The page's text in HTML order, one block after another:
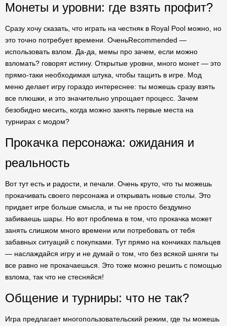
Монеты и уровни: где взять профит?
Сразу хочу сказать, что играть на честняк в Royal Pool можно, но
это точно потребует времени. ОченьRecommended —
использовать взлом. Да-да, мемы про зачем, если можно
взломать? говорят истину. Открытые уровни, много монет — это
прямо-таки необходимая штука, чтобы тащить в игре. Мод
меню делает игру гораздо интереснее: ты можешь сразу взять
все плюшки, и это значительно упрощает процесс. Зачем
безобидно месить, когда можно занять первые места на
турнирах с модом?
Прокачка персонажа: ожидания и
реальность
Вот тут есть и радости, и печали. Очень круто, что ты можешь
прокачивать своего персонажа и открывать новые столы. Это
придает игре больше смысла, и ты не просто бездумно
забиваешь шары. Но вот проблема в том, что прокачка может
занять слишком много времени или потребовать от тебя
забавных ситуаций с покупками. Тут прямо на кончиках пальцев
— наслаждайся игру и не думай о том, что без всякой шняги ты
все равно не прокачаешься. Это тоже можно решить с помощью
взлома, так что не стесняйся!
Общение и турниры: что не так?
Игра предлагает многопользовательский режим, где ты можешь